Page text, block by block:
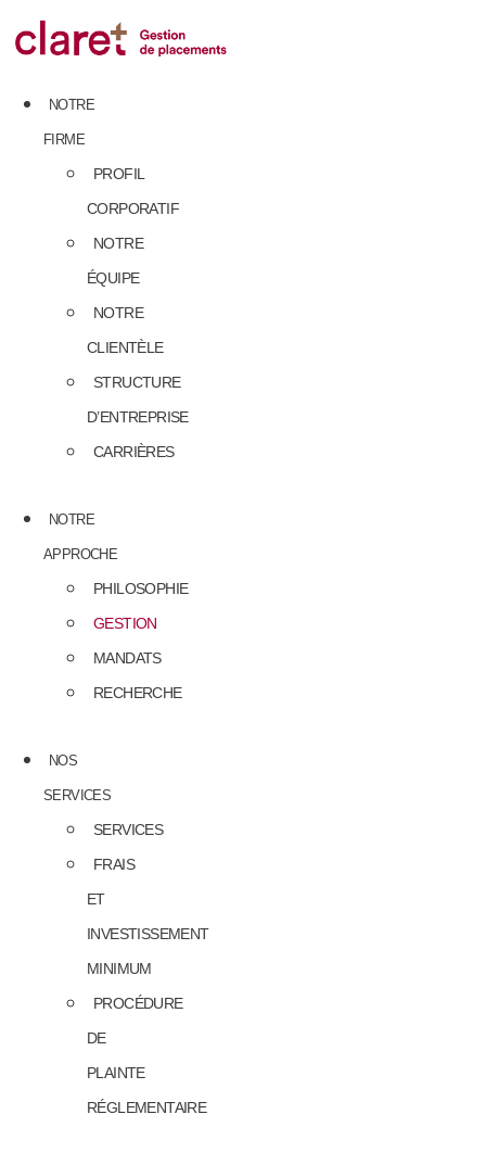
to
content
NOTRE
FIRME
PROFIL
CORPORATIF
NOTRE
ÉQUIPE
NOTRE
CLIENTÈLE
STRUCTURE
D’ENTREPRISE
CARRIÈRES
NOTRE
APPROCHE
PHILOSOPHIE
GESTION
MANDATS
RECHERCHE
NOS
SERVICES
SERVICES
FRAIS
ET
INVESTISSEMENT
MINIMUM
PROCÉDURE
DE
PLAINTE
RÉGLEMENTAIRE